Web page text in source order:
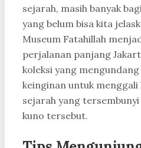
sejarah, masih banyak
yang belum bisa kita
Museum Fatahillah
perjalanan panjang
koleksi yang
keinginan untuk
sejarah yang
kuno tersebut.